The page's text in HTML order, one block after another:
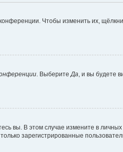
Чтобы изменить их,
. Выберите Да , и вы будете
вы. В этом случае измените в
зарегистрированные